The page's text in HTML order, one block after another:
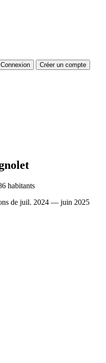
Connexion Créer un compte
habitants
de juil. 2024 — juin 2025